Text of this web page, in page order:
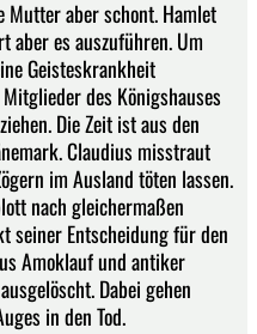
Mutter aber schont. Hamlet
aber es auszuführen. Um
Geisteskrankheit
des Königshauses
Die Zeit ist aus den
Claudius misstraut
im Ausland töten lassen.
nach gleichermaßen
seiner Entscheidung für den
Amoklauf und antiker
Dabei gehen
in den Tod.